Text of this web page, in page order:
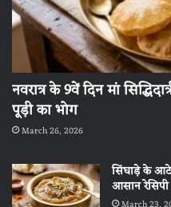
नवरात्र के 9वें दिन मां
पूड़ी का भोग
March 26, 2026
सिंघाड़े के
आसान रेसिपी